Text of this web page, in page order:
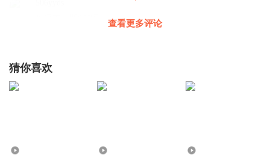
查看更多评论
猜你喜欢